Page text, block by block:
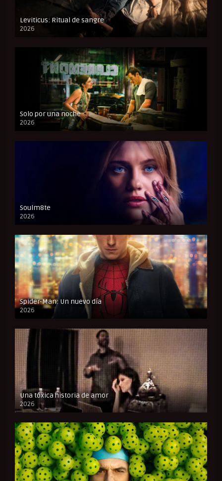
Leviticus: Ritual de sangre
2026
FULL HD
Solo por una noche
2026
CAM
Soulm8te
2026
FULL HD
Spider-Man: Un nuevo día
2026
CAM
Una tóxica historia de amor
2026
FULL HD